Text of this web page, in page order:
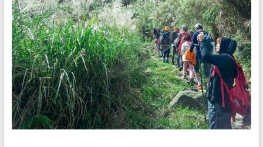
然
的
心，
誠
懇
的
態
度，
為